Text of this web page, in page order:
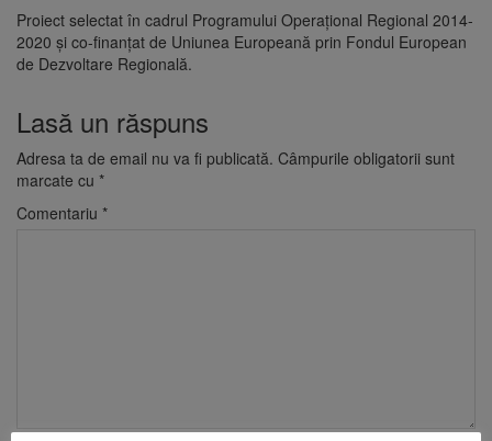
Proiect selectat în cadrul Programului Operațional Regional 2014-
2020 și co-finanțat de Uniunea Europeană prin Fondul European
de Dezvoltare Regională.
Lasă un răspuns
Adresa ta de email nu va fi publicată. Câmpurile obligatorii sunt
marcate cu *
Comentariu *